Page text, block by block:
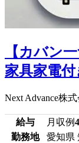
【カバン
家具家電
Next Advance株
給与 月収例
勤務地
愛知県